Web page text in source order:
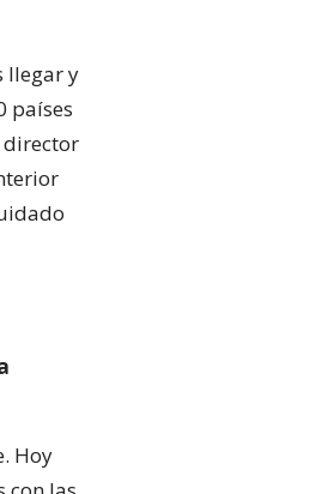
llegar y
países
director
Hoy